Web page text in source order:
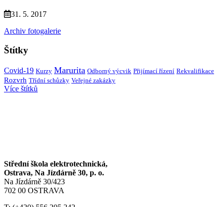
31. 5. 2017
Archiv fotogalerie
Štítky
Covid-19 Kurzy Marurita Odborný výcvik Přijímací řízení Rekvalifikace
Rozvrh Třídní schůzky Veřejné zakázky
Více štítků
Střední škola elektrotechnická,
Ostrava, Na Jízdárně 30, p. o.
Na Jízdárně 30/423
702 00 OSTRAVA